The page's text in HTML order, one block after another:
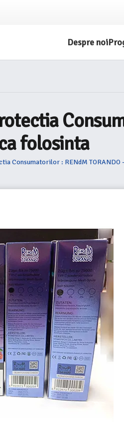
Despre noi
folosinta
Consumatorilor : RENdM